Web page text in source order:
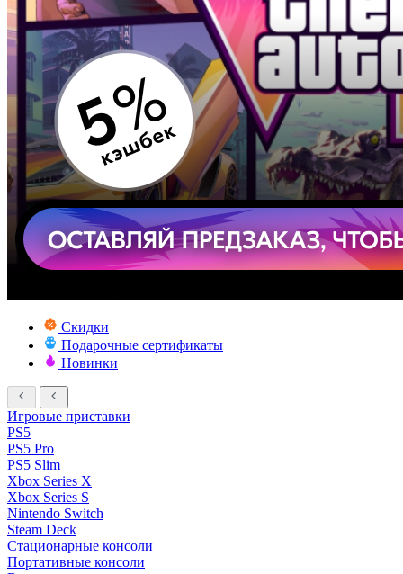
Скидки
Подарочные сертификаты
Новинки
Игровые приставки
PS5
PS5 Pro
PS5 Slim
Xbox Series X
Xbox Series S
Nintendo Switch
Steam Deck
Стационарные консоли
Портативные консоли